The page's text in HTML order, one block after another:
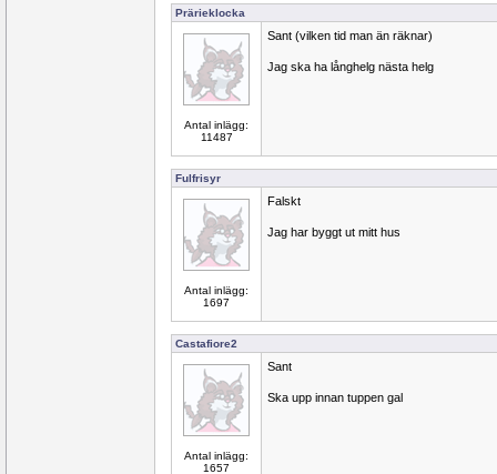
Prärieklocka
Antal inlägg:
11487
Sant (vilken tid man än räknar)
Jag ska ha långhelg nästa helg
Fulfrisyr
Antal inlägg:
1697
Falskt
Jag har byggt ut mitt hus
Castafiore2
Antal inlägg:
1657
Sant
Ska upp innan tuppen gal